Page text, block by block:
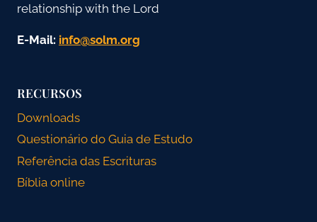
relationship with the Lord
E-Mail: gro.mlos@ofni
RECURSOS
Downloads
Questionário do Guia de Estudo
Referência das Escrituras
Bíblia online